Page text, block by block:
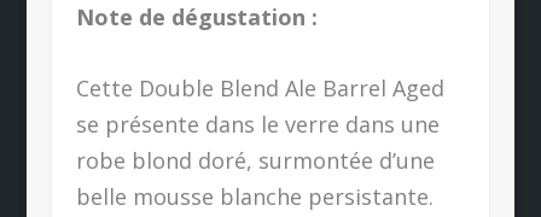
Note de dégustation :
Cette Double Blend Ale Barrel Aged
se présente dans le verre dans une
robe blond doré, surmontée d’une
belle mousse blanche persistante.